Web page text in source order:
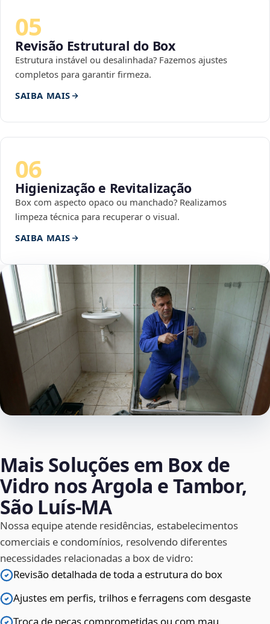
05
Revisão Estrutural do Box
Estrutura instável ou desalinhada? Fazemos ajustes
completos para garantir firmeza.
SAIBA MAIS
06
Higienização e Revitalização
Box com aspecto opaco ou manchado? Realizamos
limpeza técnica para recuperar o visual.
SAIBA MAIS
Mais Soluções em Box de
Vidro nos Argola e Tambor,
São Luís‑MA
Nossa equipe atende residências, estabelecimentos
comerciais e condomínios, resolvendo diferentes
necessidades relacionadas a box de vidro:
Revisão detalhada de toda a estrutura do box
Ajustes em perfis, trilhos e ferragens com desgaste